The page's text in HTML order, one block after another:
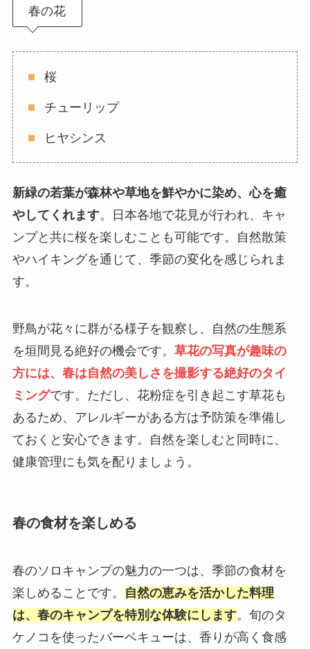
春の花
桜
チューリップ
ヒヤシンス
新緑の若葉が森林や草地を鮮やかに染め、心を癒
やしてくれます。日本各地で花見が行われ、キャ
ンプと共に桜を楽しむことも可能です。自然散策
やハイキングを通じて、季節の変化を感じられま
す。
野鳥が花々に群がる様子を観察し、自然の生態系
を垣間見る絶好の機会です。 草花の写真が趣味の
方には、春は自然の美しさを撮影する絶好のタイ
ミングです。ただし、花粉症を引き起こす草花も
あるため、アレルギーがある方は予防策を準備し
ておくと安心できます。自然を楽しむと同時に、
健康管理にも気を配りましょう。
春の食材を楽しめる
春のソロキャンプの魅力の一つは、季節の食材を
楽しめることです。
自然の恵みを活かした料理
は、春のキャンプを特別な体験にします。旬のタ
ケノコを使ったバーベキューは、香りが高く食感